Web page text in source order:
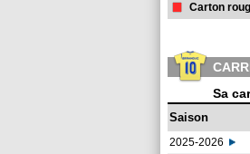
Carton
Sa
Saison
2025-2026